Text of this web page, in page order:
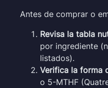
Antes de comprar o
Revisa la tabla
por ingrediente
listados).
Verifica la forma
o 5-MTHF